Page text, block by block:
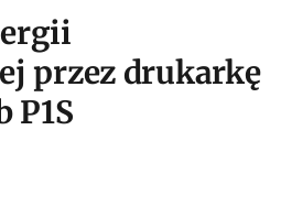
przez drukarkę
P1S